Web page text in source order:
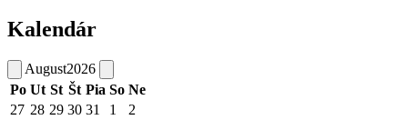
Kalendár
August2026
Po Ut St Št Pia So Ne
27 28 29 30 31 1
2